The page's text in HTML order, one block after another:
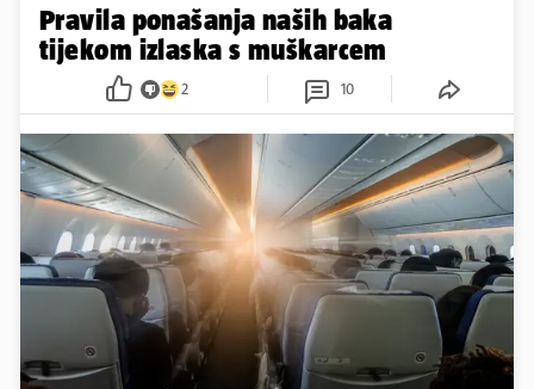
Pravila ponašanja naših baka
tijekom izlaska s muškarcem
2 10